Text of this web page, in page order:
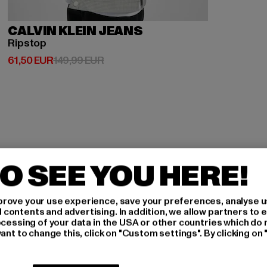
CALVIN KLEIN JEANS
Ripstop
61,50 EUR
Derzeitiger Preis: 61,50 EUR
149,99 EURAktionspreis: 149,99 EUR
AN,
SEE YOU HERE!
your use experience, save your preferences, analyse
and advertising. In addition, we allow partners to
of your data in the USA or other countries which do
to change this, click on "Custom settings". By clicking